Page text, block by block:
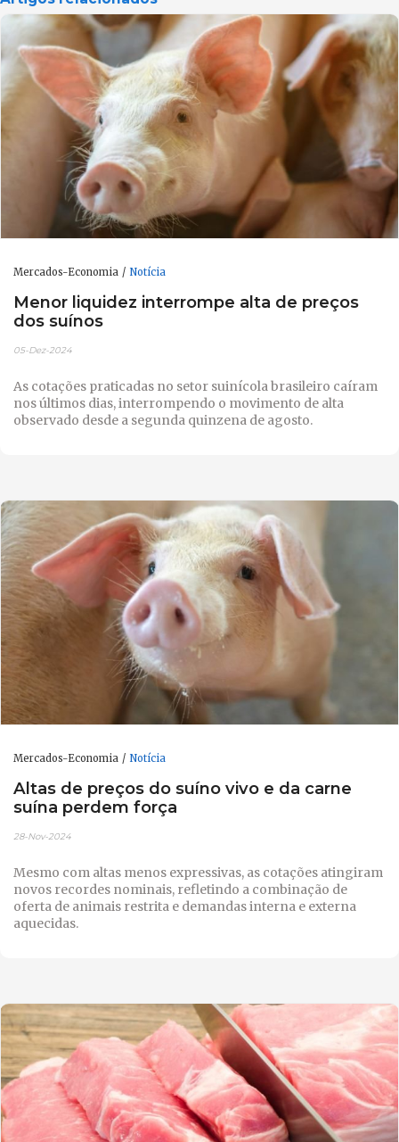
Mercados-Economia Notícia
Menor liquidez interrompe alta de preços
dos suínos
05-Dez-2024
As cotações praticadas no setor suinícola brasileiro caíram
nos últimos dias, interrompendo o movimento de alta
observado desde a segunda quinzena de agosto.
Mercados-Economia Notícia
Altas de preços do suíno vivo e da carne
suína perdem força
28-Nov-2024
Mesmo com altas menos expressivas, as cotações atingiram
novos recordes nominais, refletindo a combinação de
oferta de animais restrita e demandas interna e externa
aquecidas.